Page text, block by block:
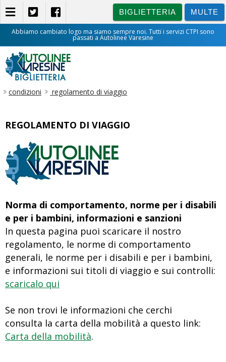
BIGLIETTERIA MULTE
Abbiamo cambiato logo ma siamo sempre noi. Tutti i servizi CTPI sono
passati a Autolinee Varesine
BIGLIETTERIA
condizioni regolamento di viaggio
REGOLAMENTO DI VIAGGIO
Norma di comportamento, norme per i disabili
e per i bambini, informazioni e sanzioni
In questa pagina puoi scaricare il nostro
regolamento, le norme di comportamento
generali, le norme per i disabili e per i bambini,
e informazioni sui titoli di viaggio e sui controlli:
scaricalo qui
Se non trovi le informazioni che cerchi
consulta la carta della mobilità a questo link:
Carta della mobilità.